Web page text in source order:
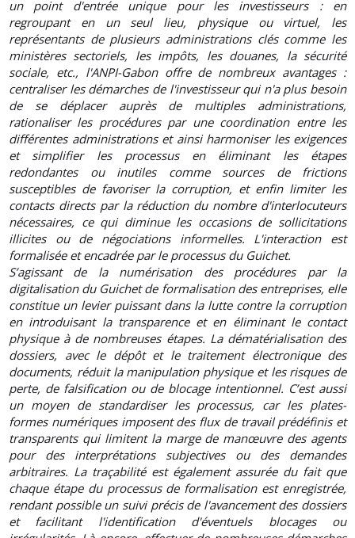
un point d'entrée unique pour les investisseurs : en
regroupant en un seul lieu, physique ou virtuel, les
représentants de plusieurs administrations clés comme les
ministères sectoriels, les impôts, les douanes, la sécurité
sociale, etc., l'ANPI-Gabon offre de nombreux avantages :
centraliser les démarches de l'investisseur qui n'a plus besoin
de se déplacer auprès de multiples administrations,
rationaliser les procédures par une coordination entre les
différentes administrations et ainsi harmoniser les exigences
et simplifier les processus en éliminant les étapes
redondantes ou inutiles comme sources de frictions
susceptibles de favoriser la corruption, et enfin limiter les
contacts directs par la réduction du nombre d'interlocuteurs
nécessaires, ce qui diminue les occasions de sollicitations
illicites ou de négociations informelles. L'interaction est
formalisée et encadrée par le processus du Guichet.
S’agissant de la numérisation des procédures par la
digitalisation du Guichet de formalisation des entreprises, elle
constitue un levier puissant dans la lutte contre la corruption
en introduisant la transparence et en éliminant le contact
physique à de nombreuses étapes. La dématérialisation des
dossiers, avec le dépôt et le traitement électronique des
documents, réduit la manipulation physique et les risques de
perte, de falsification ou de blocage intentionnel. C’est aussi
un moyen de standardiser les processus, car les plates-
formes numériques imposent des flux de travail prédéfinis et
transparents qui limitent la marge de manœuvre des agents
pour des interprétations subjectives ou des demandes
arbitraires. La traçabilité est également assurée du fait que
chaque étape du processus de formalisation est enregistrée,
rendant possible un suivi précis de l'avancement des dossiers
et facilitant l'identification d'éventuels blocages ou